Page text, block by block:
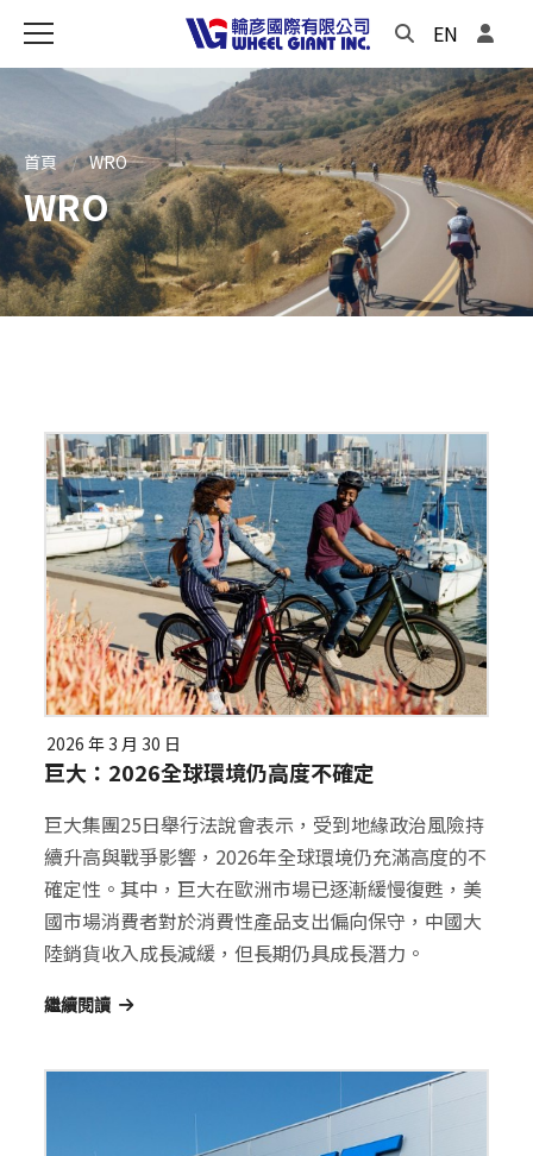
EN
首頁 WRO
WRO
2026 年 3 月 30 日
巨大：2026全球環境仍高度不確定
巨大集團25日舉行法說會表示，受到地緣政治風險持
續升高與戰爭影響，2026年全球環境仍充滿高度的不
確定性。其中，巨大在歐洲市場已逐漸緩慢復甦，美
國市場消費者對於消費性產品支出偏向保守，中國大
陸銷貨收入成長減緩，但長期仍具成長潛力。
繼續閱讀